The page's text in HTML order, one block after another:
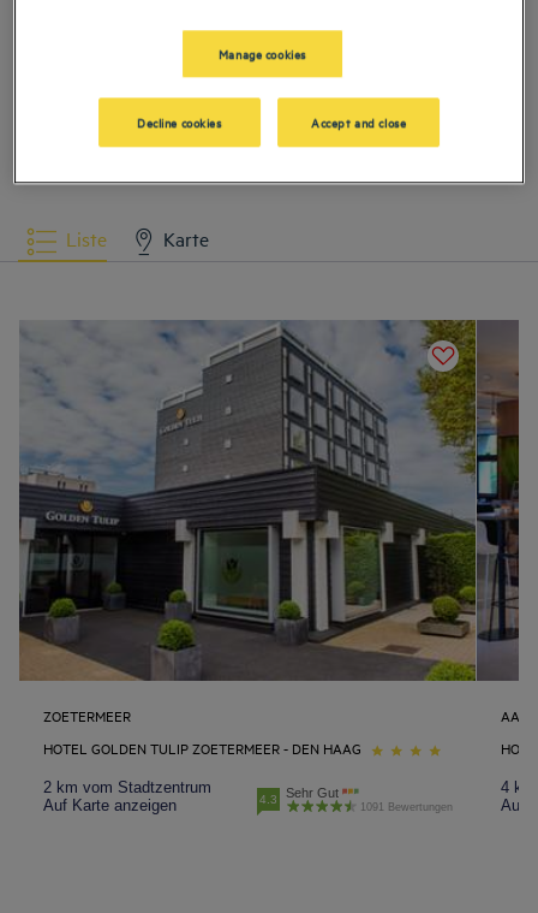
Liste Karte
ZOETERMEER
HOTEL GOLDEN TULIP ZOETERMEER - DEN HAAG
2 km vom Stadtzentrum
Auf Karte anzeigen
4.3 Sehr Gut
1091 Bewertungen
4
Auf
Manage cookies
Decline cookies Accept and close